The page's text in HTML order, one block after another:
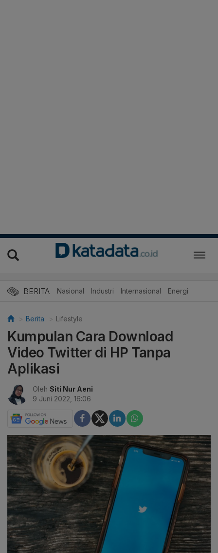
BERITA Nasional Industri Internasional Energi
Berita Lifestyle
Kumpulan Cara Download
Video Twitter di HP Tanpa
Aplikasi
Oleh Siti Nur Aeni
9 Juni 2022, 16:06